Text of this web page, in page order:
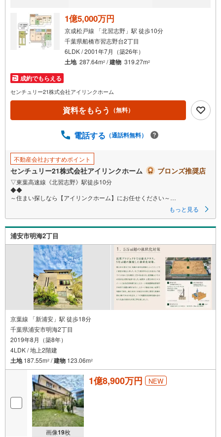
イ
ペ
ー
す
る
1億5,000万円
京成松戸線 「北習志野」駅 徒歩10分
千葉県船橋市習志野台2丁目
6LDK / 2001年7月（築26年）
土地 287.64m2 /建物 319.27m2
成約でもらえる
センチュリー21株式会社アイリンクホーム
資料をもらう （無料）
電話する （通話料無料）
不動産会社おすすめポイント
センチュリー21株式会社アイリンクホーム ブロンズ推奨店
▽東葉高速線《北習志野》駅徒歩10分
◆◆
～住まい探しなら【アイリンクホーム】にお任せください～
小学校290m
西友900m
□■□現地内覧ツアー開催中!!□■□
（※事前に必ずお問い合わせくださいませ）
《コース内容（所要時間）》
・サクッと内覧コース （30分～）
・じっくり内覧コース （60分～）
・納得内覧コース （90分～）
・まずは住宅ローン相談から （30分～）
【資料請求無料、お電話でのお問い合わせ無料】
お日にち:時間帯のご指定が可能です!!
平日やお仕事前・後のご内覧もお待ちしております!!
ご希望の日程、お時間をお知らせください。
ご連絡を心よりお待ちしております！
もっと見る
浦安市明海2丁目
京葉線 「新浦安」駅 徒歩18分
千葉県浦安市明海2丁目
2019年8月（築8年）
4LDK / 地上2階建
土地187.55m2 /建物 123.06m2
画像19枚
1億8,900万円 NEW